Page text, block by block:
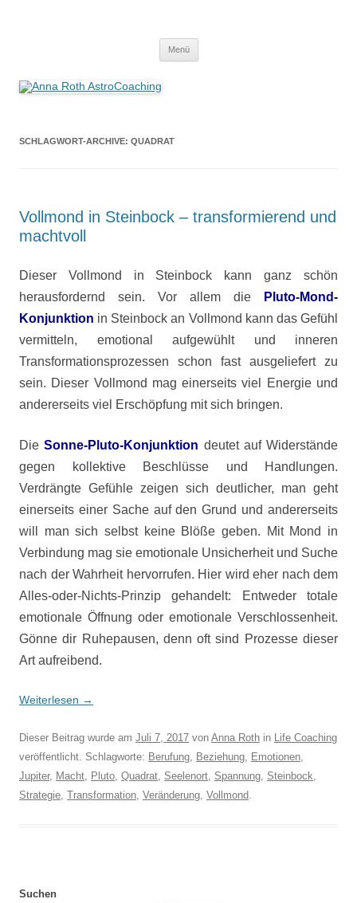
Menü
SCHLAGWORT-ARCHIVE: QUADRAT
Vollmond in Steinbock – transformierend und
machtvoll
Dieser Vollmond in Steinbock kann ganz schön
herausfordernd sein. Vor allem die
Pluto-Mond-
Konjunktion in Steinbock an Vollmond kann das Gefühl
vermitteln, emotional aufgewühlt und inneren
Transformationsprozessen schon fast ausgeliefert zu
sein. Dieser Vollmond mag einerseits viel Energie und
andererseits viel Erschöpfung mit sich bringen.
DieSonne-Pluto-Konjunktion deutet auf Widerstände
gegen kollektive Beschlüsse und Handlungen.
Verdrängte Gefühle zeigen sich deutlicher, man geht
einerseits einer Sache auf den Grund und andererseits
will man sich selbst keine Blöße geben. Mit Mond in
Verbindung mag sie emotionale Unsicherheit und Suche
nach der Wahrheit hervorrufen. Hier wird eher nach dem
Alles-oder-Nichts-Prinzip gehandelt: Entweder totale
emotionale Öffnung oder emotionale Verschlossenheit.
Gönne dir Ruhepausen, denn oft sind Prozesse dieser
Art aufreibend.
Weiterlesen →
Dieser Beitrag wurde am Juli 7, 2017 von Anna Roth in Life Coaching
veröffentlicht. Schlagworte: Berufung, Beziehung, Emotionen,
Jupiter, Macht, Pluto, Quadrat, Seelenort, Spannung, Steinbock,
Strategie, Transformation, Veränderung, Vollmond.
Suchen